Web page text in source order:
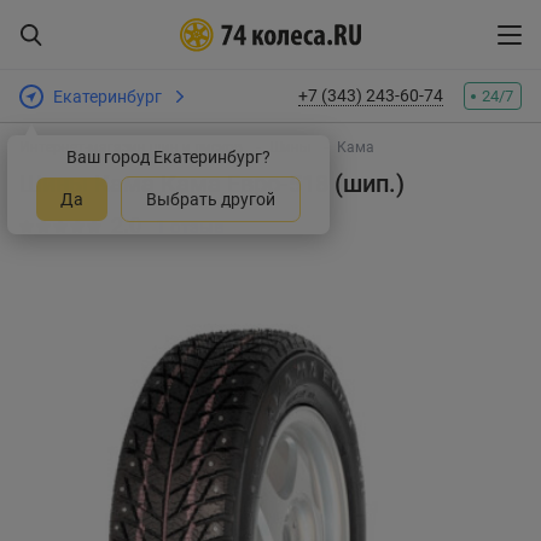
Екатеринбург
Ваш город Екатеринбург?
Да Выбрать другой
+7 (343) 243-60-74 24/7
Интернет-магазин шин и дисков Кама
Шины Кама Кама Евро-518 (шип.)
2.0 1 отзыв